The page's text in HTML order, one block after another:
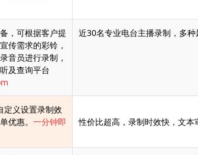
，可根据客户提
传需求的彩铃，
音员进行录制，
及查询平台
近30名专业电台主播录制，多种
定义设置录制效
优惠。 一分钟即
性价比超高，录制时效快，文本